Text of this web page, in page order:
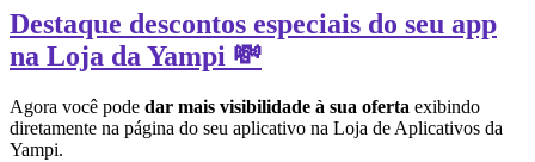
Destaque descontos especiais do seu app
na Loja da Yampi 💸
Agora você pode dar mais visibilidade à sua oferta exibindo
diretamente na página do seu aplicativo na Loja de Aplicativos da
Yampi.